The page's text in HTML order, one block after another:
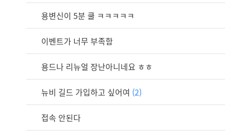
용변신이 5분 쿨 ㅋㅋㅋㅋㅋ
이벤트가 너무 부족함
용드나 리뉴얼 장난아니네요 ㅎㅎ
뉴비 길드 가입하고 싶어여 (2)
접속 안된다